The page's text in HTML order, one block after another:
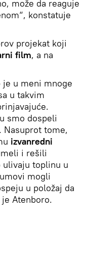
može da reaguje
konstatuje
projekat koji
film, a na
je u meni mnoge
u takvim
smo dospeli
Nasuprot tome,
izvanredni
i rešili
ulivaju toplinu u
mogli
u položaj da
Atenboro.